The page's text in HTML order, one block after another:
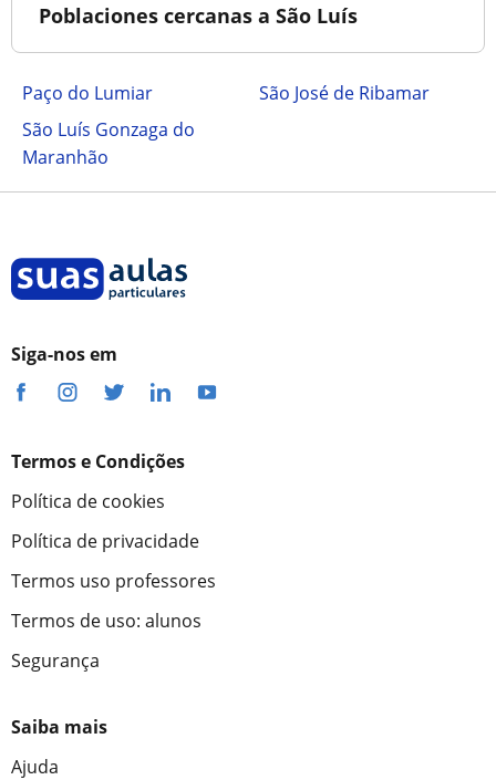
Poblaciones cercanas a São Luís
Paço do Lumiar
São José de Ribamar
São Luís Gonzaga do
Maranhão
Siga-nos em
Termos e Condições
Política de cookies
Política de privacidade
Termos uso professores
Termos de uso: alunos
Segurança
Saiba mais
Ajuda